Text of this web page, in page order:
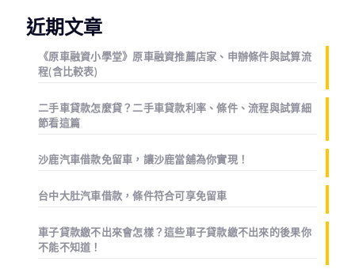
近期文章
《原車融資小學堂》原車融資推薦店家、申辦條件與試算流
程(含比較表)
二手車貸款怎麼貸？二手車貸款利率、條件、流程與試算細
節看這篇
沙鹿汽車借款免留車，讓沙鹿當舖為你實現！
台中大肚汽車借款，條件符合可享免留車
車子貸款繳不出來會怎樣？這些車子貸款繳不出來的後果你
不能不知道！